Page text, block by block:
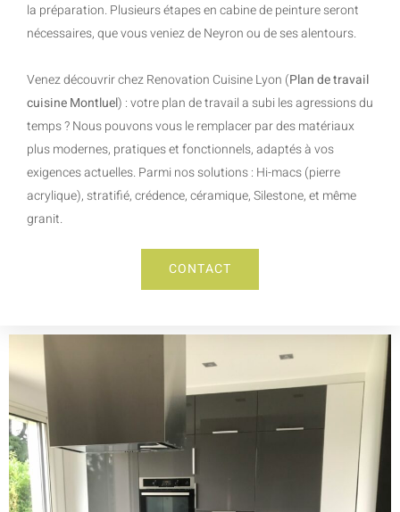
la préparation. Plusieurs étapes en cabine de peinture seront
nécessaires, que vous veniez de Neyron ou de ses alentours.
Venez découvrir chez Renovation Cuisine Lyon (Plan de travail
cuisine Montluel) : votre plan de travail a subi les agressions du
temps ? Nous pouvons vous le remplacer par des matériaux
plus modernes, pratiques et fonctionnels, adaptés à vos
exigences actuelles. Parmi nos solutions : Hi-macs (pierre
acrylique), stratifié, crédence, céramique, Silestone, et même
granit.
CONTACT